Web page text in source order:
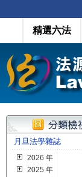
精選六法
月旦法學雜誌
2026 年
2025 年